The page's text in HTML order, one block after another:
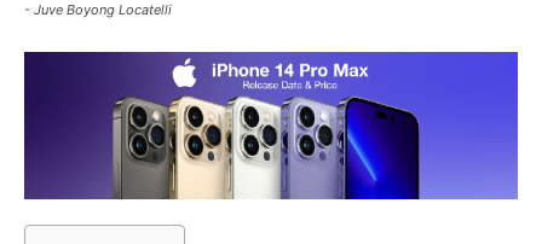
- Juve Boyong Locatelli